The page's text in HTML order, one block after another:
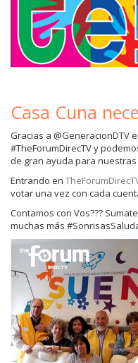
Casa Cuna
Gracias a @GeneracionDTV
#TheForumDirecTV y
de gran ayuda para nuestras
Entrando en
votar una vez con cada
Contamos con Vos???
muchas más